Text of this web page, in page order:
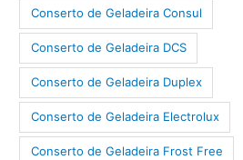
Conserto de Geladeira Consul
Conserto de Geladeira DCS
Conserto de Geladeira Duplex
Conserto de Geladeira Electrolux
Conserto de Geladeira Frost Free